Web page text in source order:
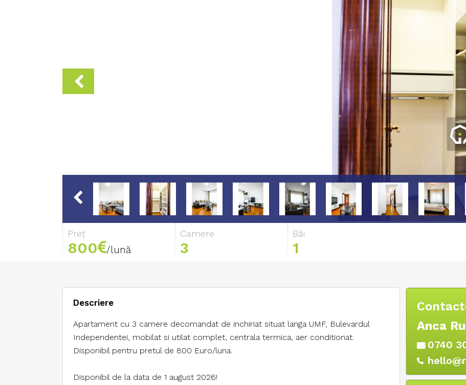
Preț
800 /lună
Camere
3
Băi
1
Descriere
Apartament cu 3 camere decomandat de inchiriat situat langa UMF, Bulevardul
Independentei, mobilat si utilat complet, centrala termica, aer conditionat.
Disponibil pentru pretul de 800 Euro/luna.
Disponibil de la data de 1 august 2026!
Anca
0740